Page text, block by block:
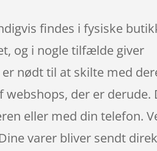
findes i fysiske
og i nogle tilfælde giver
nødt til at skilte med
der er derude.
eller med din telefon.
varer bliver sendt